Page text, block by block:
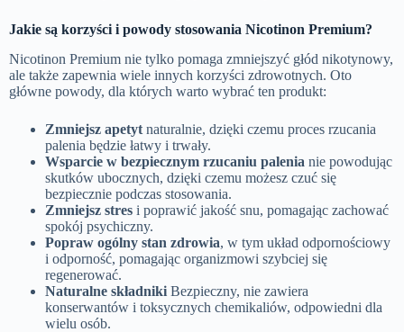
Jakie są korzyści i powody stosowania Nicotinon Premium?
Nicotinon Premium nie tylko pomaga zmniejszyć głód nikotynowy,
ale także zapewnia wiele innych korzyści zdrowotnych. Oto
główne powody, dla których warto wybrać ten produkt:
Zmniejsz apetyt naturalnie, dzięki czemu proces rzucania
palenia będzie łatwy i trwały.
Wsparcie w bezpiecznym rzucaniu palenia nie powodując
skutków ubocznych, dzięki czemu możesz czuć się
bezpiecznie podczas stosowania.
Zmniejsz stres i poprawić jakość snu, pomagając zachować
spokój psychiczny.
Popraw ogólny stan zdrowia, w tym układ odpornościowy
i odporność, pomagając organizmowi szybciej się
regenerować.
Naturalne składniki Bezpieczny, nie zawiera
konserwantów i toksycznych chemikaliów, odpowiedni dla
wielu osób.